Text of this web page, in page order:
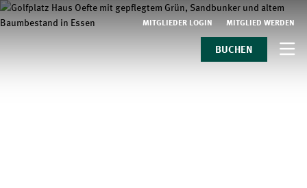
MITGLIEDER LOGIN MITGLIED WERDEN
BUCHEN